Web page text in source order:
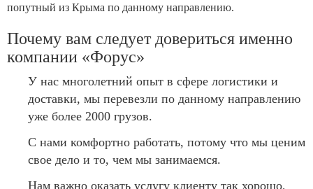
попутный из Крыма по данному направлению.
Почему вам следует довериться именно
компании «Форус»
У нас многолетний опыт в сфере логистики и
доставки, мы перевезли по данному направлению
уже более 2000 грузов.
С нами комфортно работать, потому что мы ценим
свое дело и то, чем мы занимаемся.
Нам важно оказать услугу клиенту так хорошо,